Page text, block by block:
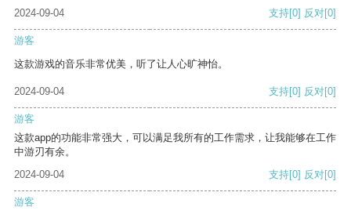
2024-09-04
支持[0] 反对[0]
游客
这款游戏的音乐非常优美，听了让人心旷神怡。
2024-09-04 支持[0] 反对[0]
游客
这款app的功能非常强大，可以满足我所有的工作需求，让我能够在工作
中游刃有余。
2024-09-04
支持[0] 反对[0]
游客